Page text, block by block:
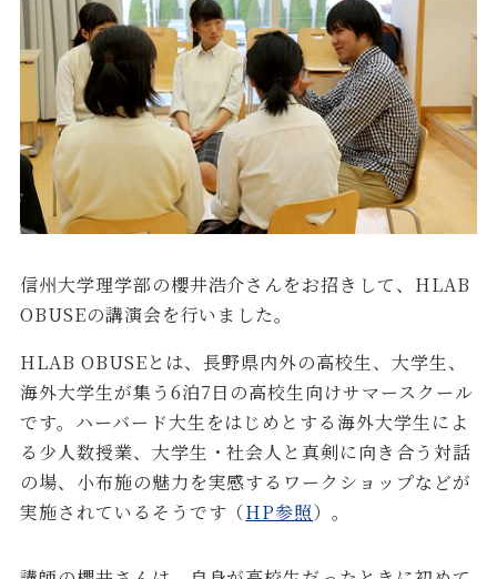
信州大学理学部の櫻井浩介さんをお招きして、HLAB
OBUSEの講演会を行いました。
HLAB OBUSEとは、長野県内外の高校生、大学生、
海外大学生が集う6泊7日の高校生向けサマースクール
です。ハーバード大生をはじめとする海外大学生によ
る少人数授業、大学生・社会人と真剣に向き合う対話
の場、小布施の魅力を実感するワークショップなどが
実施されているそうです（HP参照）。